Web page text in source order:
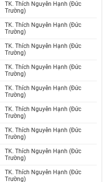
TK. Thích Nguyên Hạnh (Đức
Trường)
TK. Thích Nguyên Hạnh (Đức
Trường)
TK. Thích Nguyên Hạnh (Đức
Trường)
TK. Thích Nguyên Hạnh (Đức
Trường)
TK. Thích Nguyên Hạnh (Đức
Trường)
TK. Thích Nguyên Hạnh (Đức
Trường)
TK. Thích Nguyên Hạnh (Đức
Trường)
TK. Thích Nguyên Hạnh (Đức
Trường)
TK. Thích Nguyên Hạnh (Đức
Trường)